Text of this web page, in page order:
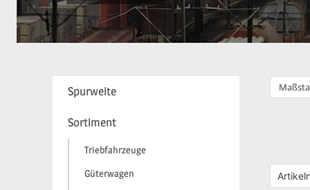
Spurweite
Sortiment
Triebfahrzeuge
Güterwagen